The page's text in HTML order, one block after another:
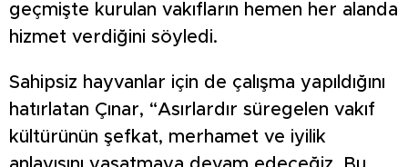
geçmişte kurulan vakıfların hemen her alanda
hizmet verdiğini söyledi.
Sahipsiz hayvanlar için de çalışma yapıldığını
hatırlatan Çınar, “Asırlardır süregelen vakıf
kültürünün şefkat, merhamet ve iyilik